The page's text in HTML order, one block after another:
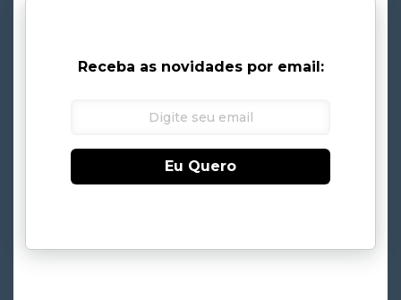
Receba as novidades por email:
Eu Quero